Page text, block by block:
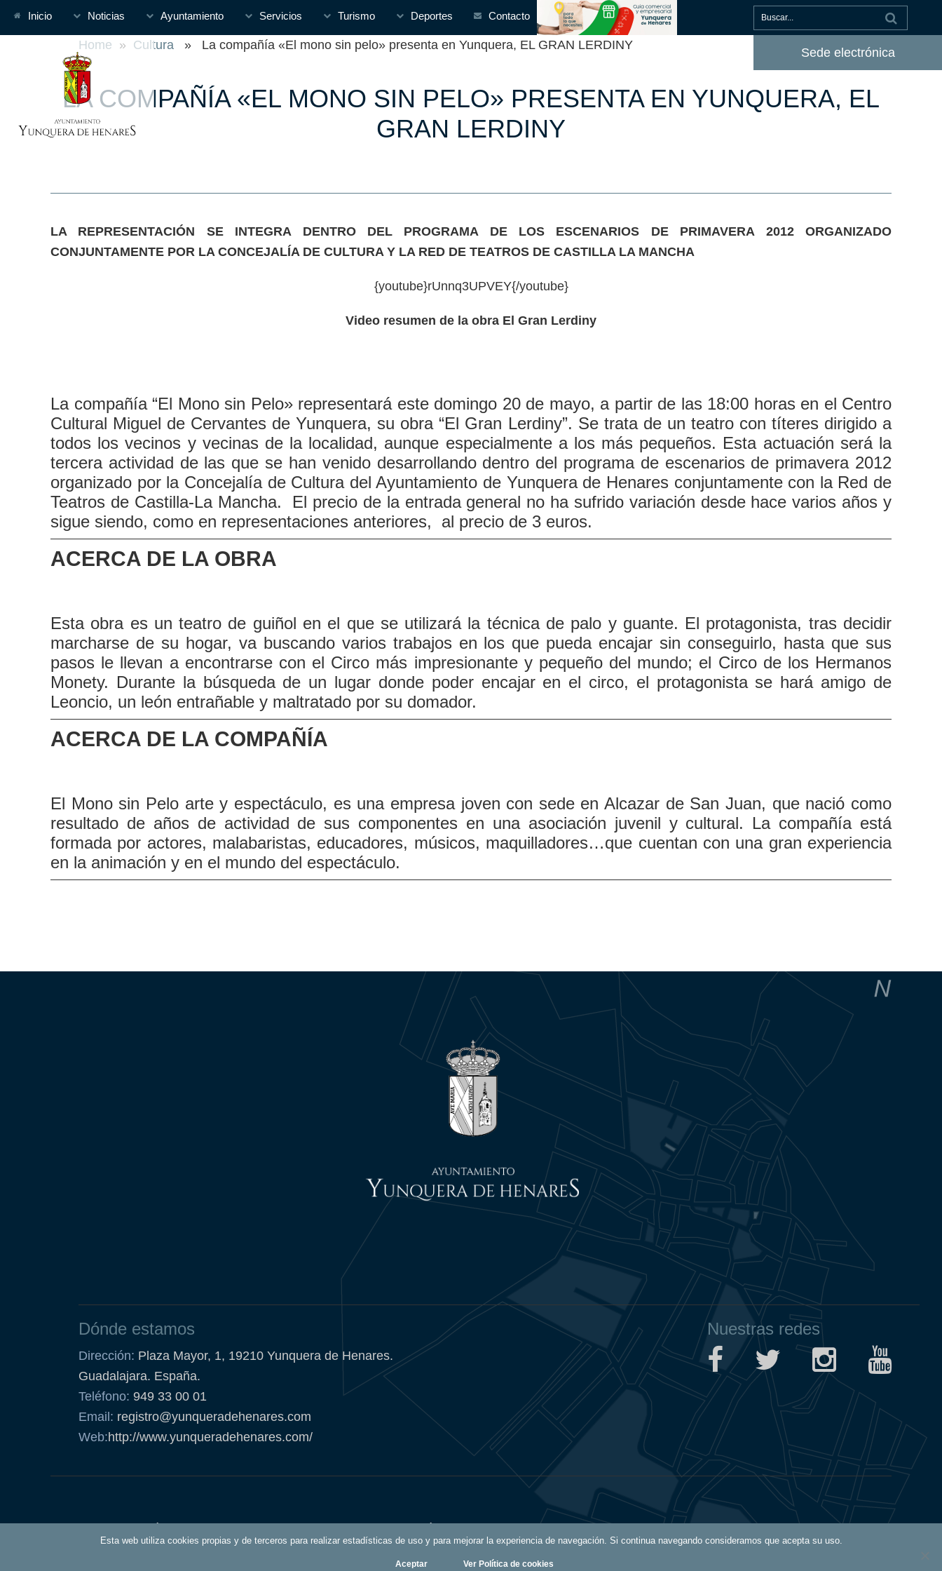
Inicio Noticias Ayuntamiento Servicios Turismo Deportes Contacto
Sede electrónica
Home » Cultura » La compañía «El mono sin pelo» presenta en Yunquera, EL GRAN LERDINY
LA COMPAÑÍA «EL MONO SIN PELO» PRESENTA EN YUNQUERA, EL
GRAN LERDINY
LA REPRESENTACIÓN SE INTEGRA DENTRO DEL PROGRAMA DE LOS ESCENARIOS DE PRIMAVERA 2012 ORGANIZADO
CONJUNTAMENTE POR LA CONCEJALÍA DE CULTURA Y LA RED DE TEATROS DE CASTILLA LA MANCHA
{youtube}rUnnq3UPVEY{/youtube}
Video resumen de la obra El Gran Lerdiny
La compañía “El Mono sin Pelo» representará este domingo 20 de mayo, a partir de las 18:00 horas en el Centro
Cultural Miguel de Cervantes de Yunquera, su obra “El Gran Lerdiny”. Se trata de un teatro con títeres dirigido a
todos los vecinos y vecinas de la localidad, aunque especialmente a los más pequeños. Esta actuación será la
tercera actividad de las que se han venido desarrollando dentro del programa de escenarios de primavera 2012
organizado por la Concejalía de Cultura del Ayuntamiento de Yunquera de Henares conjuntamente con la Red de
Teatros de Castilla-La Mancha. El precio de la entrada general no ha sufrido variación desde hace varios años y
sigue siendo, como en representaciones anteriores, al precio de 3 euros.
ACERCA DE LA OBRA
Esta obra es un teatro de guiñol en el que se utilizará la técnica de palo y guante. El protagonista, tras decidir
marcharse de su hogar, va buscando varios trabajos en los que pueda encajar sin conseguirlo, hasta que sus
pasos le llevan a encontrarse con el Circo más impresionante y pequeño del mundo; el Circo de los Hermanos
Monety. Durante la búsqueda de un lugar donde poder encajar en el circo, el protagonista se hará amigo de
Leoncio, un león entrañable y maltratado por su domador.
ACERCA DE LA COMPAÑÍA
El Mono sin Pelo arte y espectáculo, es una empresa joven con sede en Alcazar de San Juan, que nació como
resultado de años de actividad de sus componentes en una asociación juvenil y cultural. La compañía está
formada por actores, malabaristas, educadores, músicos, maquilladores…que cuentan con una gran experiencia
en la animación y en el mundo del espectáculo.
Esta web utiliza cookies propias y de terceros para realizar estadísticas de uso y para mejorar la experiencia de navegación. Si continua navegando consideramos que acepta su uso.
Aceptar Ver Política de cookies
Dónde estamos
Dirección: Plaza Mayor, 1, 19210 Yunquera de Henares.
Guadalajara. España.
Teléfono: 949 33 00 01
Email: registro@yunqueradehenares.com
Web:http://www.yunqueradehenares.com/
Nuestras redes